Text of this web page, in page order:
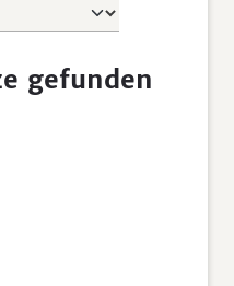
gefunden